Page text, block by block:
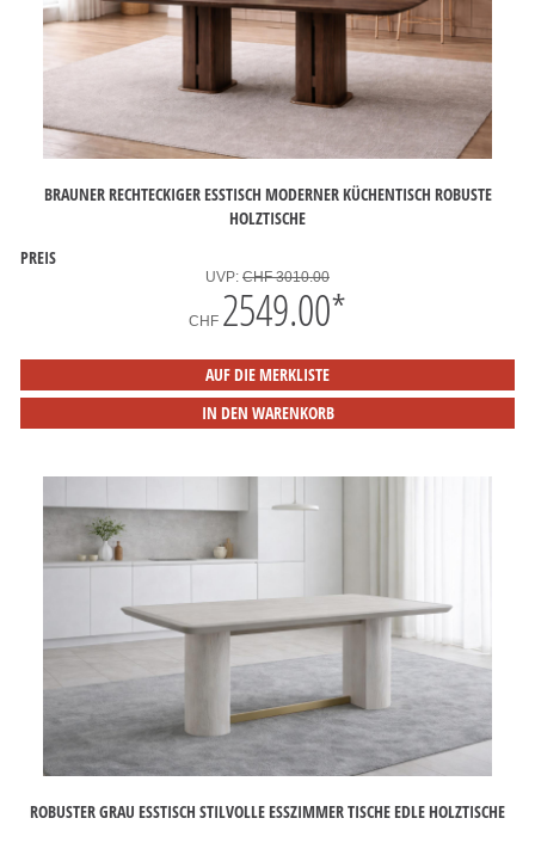
BRAUNER RECHTECKIGER ESSTISCH MODERNER KÜCHENTISCH ROBUSTE
HOLZTISCHE
PREIS
UVP: CHF 3010.00
CHF 2549.00*
AUF DIE MERKLISTE
IN DEN WARENKORB
ROBUSTER GRAU ESSTISCH STILVOLLE ESSZIMMER TISCHE EDLE HOLZTISCHE